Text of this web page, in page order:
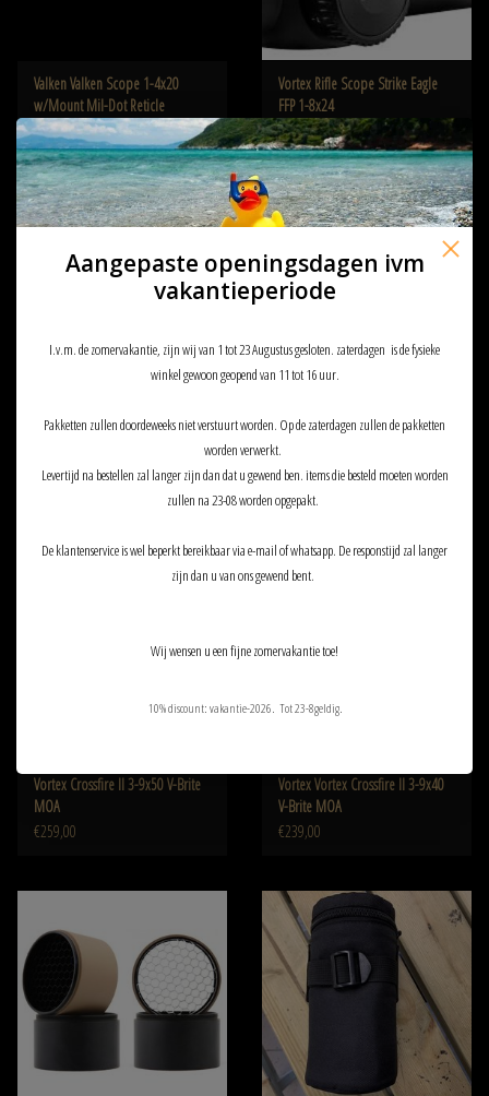
Valken Valken Scope 1-4x20
w/Mount Mil-Dot Reticle
€109,00
Vortex Rifle Scope Strike Eagle
FFP 1-8x24
€799,00 €739,00
Umarex Umarex 3-9x40 Sniper
SCOPE PROTECTOR VOOR SRS RED
DOT JA-5049 ONLY FOR AIRSOFT!!
€19,95
Vortex Crossfire II 3-9x50 V-Brite
MOA
€259,00
Vortex Vortex Crossfire II 3-9x40
V-Brite MOA
€239,00
Aangepaste openingsdagen ivm
vakantieperiode
I.v.m. de zomervakantie, zijn wij van 1 tot 23 Augustus gesloten. zaterdagen is de fysieke
winkel gewoon geopend van 11 tot 16 uur.
Pakketten zullen doordeweeks niet verstuurt worden. Op de zaterdagen zullen de pakketten
worden verwerkt.
Levertijd na bestellen zal langer zijn dan dat u gewend ben. items die besteld moeten worden
zullen na 23-08 worden opgepakt.
De klantenservice is wel beperkt bereikbaar via e-mail of whatsapp. De responstijd zal langer
zijn dan u van ons gewend bent.
Wij wensen u een fijne zomervakantie toe!
10% discount: vakantie-2026. Tot 23-8geldig.